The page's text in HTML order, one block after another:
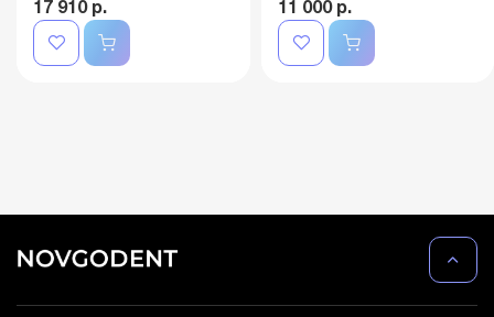
17 910 р. 11 000 р.